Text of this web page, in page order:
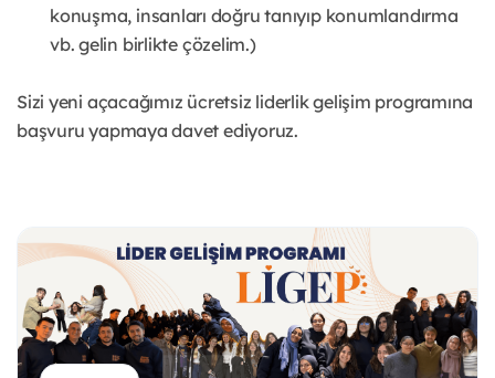
konuşma, insanları doğru tanıyıp konumlandırma
vb. gelin birlikte çözelim.)
Sizi yeni açacağımız ücretsiz liderlik gelişim programına
başvuru yapmaya davet ediyoruz.